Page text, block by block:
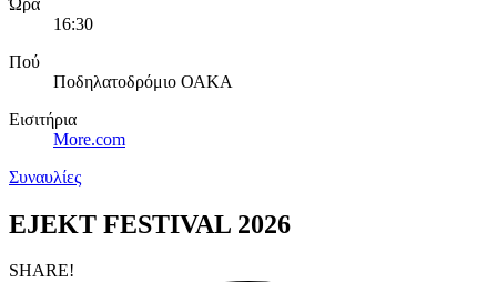
16:30
Πού
Ποδηλατοδρόμιο ΟΑΚΑ
Εισιτήρια
More.com
Συναυλίες
EJEKT FESTIVAL 2026
SHARE!